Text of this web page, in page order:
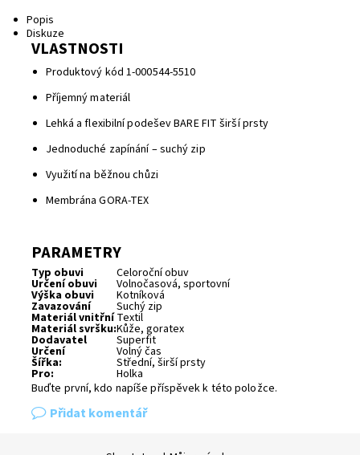
Popis
Diskuze
VLASTNOSTI
Produktový kód1-000544-5510
Příjemný materiál
Lehká a flexibilní podešev BARE FIT širší prsty
Jednoduché zapínání – suchý zip
Využití na běžnou chůzi
Membrána GORA-TEX
PARAMETRY
Typ obuvi Celoroční obuv
Určení obuvi Volnočasová, sportovní
Výška obuvi Kotníková
Zavazování Suchý zip
Materiál vnitřní Textil
Materiál svršku:Kůže, goratex
Dodavatel Superfit
Určení Volný čas
Šířka: Střední, širší prsty
Pro:
Holka
Buďte první, kdo napíše příspěvek k této položce.
Přidat komentář